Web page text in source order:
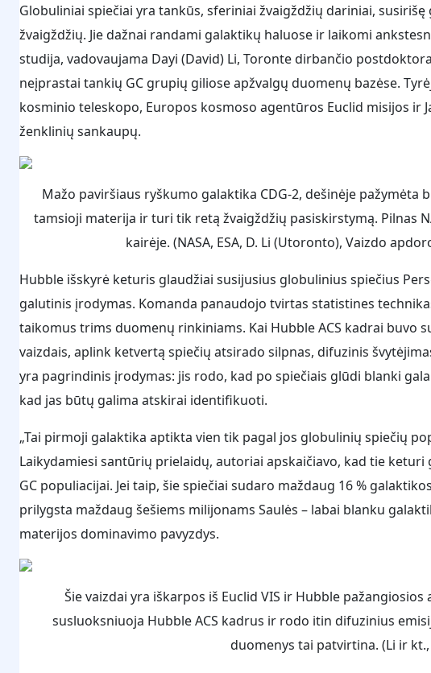
Globuliniai spiečiai yra tankūs, sferiniai žvaigždžių dariniai,
žvaigždžių. Jie dažnai randami galaktikų haluose ir laikomi
studija, vadovaujama Dayi (David) Li, Toronte dirbančio
neįprastai tankių GC grupių giliose apžvalgų duomenų bazėse.
kosminio teleskopo, Europos kosmoso agentūros Euclid misijos ir
ženklinių sankaupų.
Mažo paviršiaus ryškumo galaktika CDG-2, dešinėje
tamsioji materija ir turi tik retą žvaigždžių pasiskirstymą. Pilnas
kairėje. (NASA, ESA, D. Li (Utoronto), Vaizdo
Hubble išskyrė keturis glaudžiai susijusius globulinius spiečius
galutinis įrodymas. Komanda panaudojo tvirtas statistines
taikomus trims duomenų rinkiniams. Kai Hubble ACS kadrai buvo
vaizdais, aplink ketvertą spiečių atsirado silpnas, difuzinis
yra pagrindinis įrodymas: jis rodo, kad po spiečiais glūdi blanki
kad jas būtų galima atskirai identifikuoti.
„Tai pirmoji galaktika aptikta vien tik pagal jos globulinių spiečių
Laikydamiesi santūrių prielaidų, autoriai apskaičiavo, kad tie keturi
GC populiacijai. Jei taip, šie spiečiai sudaro maždaug 16 %
prilygsta maždaug šešiems milijonams Saulės – labai blanku
materijos dominavimo pavyzdys.
Šie vaizdai yra iškarpos iš Euclid VIS ir Hubble pažangiosios
susluoksniuoja Hubble ACS kadrus ir rodo itin difuzinius
duomenys tai patvirtina. (Li ir kt.,